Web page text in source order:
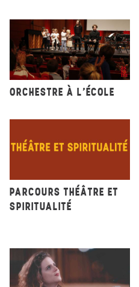
ORCHESTRE À L’ÉCOLE
PARCOURS THÉÂTRE ET
SPIRITUALITÉ